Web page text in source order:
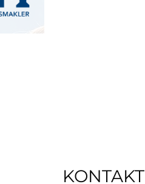
KONTAKT